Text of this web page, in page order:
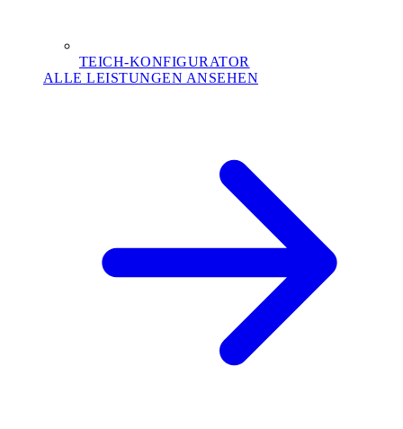
TEICH-KONFIGURATOR
ALLE LEISTUNGEN ANSEHEN